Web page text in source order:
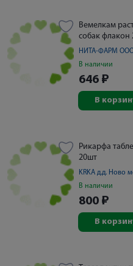
Вемелкам
собак флакон
НИТА-ФАРМ
В наличии
646 ₽
В
Рикарфа
20шт
KRKA д.д. Ново
В наличии
800 ₽
В